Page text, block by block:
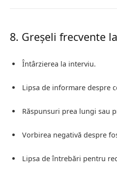
8. Greșeli frecvente
Întârzierea la interviu.
Lipsa de informare despre
Răspunsuri prea lungi sau
Vorbirea negativă despre
Lipsa de întrebări pentru